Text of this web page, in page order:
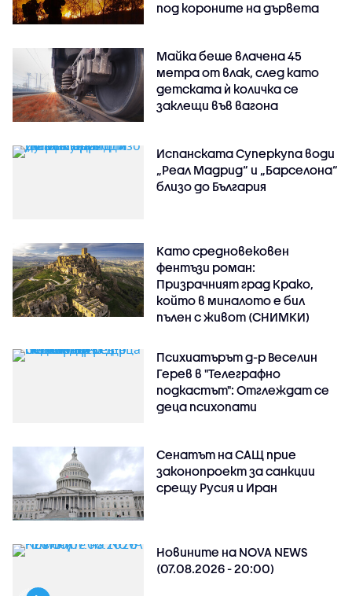
под короните на дървета
Майка беше влачена 45
метра от влак, след като
детската ѝ количка се
заклещи във вагона
Испанската Суперкупа води
„Реал Мадрид“ и „Барселона“
близо до България
Като средновековен
фентъзи роман:
Призрачният град Крако,
който в миналото е бил
пълен с живот (СНИМКИ)
Психиатърът д-р Веселин
Герев в "Телеграфно
подкастът": Отглеждат се
деца психопати
Сенатът на САЩ прие
законопроект за санкции
срещу Русия и Иран
Новините на NOVA NEWS
(07.08.2026 - 20:00)